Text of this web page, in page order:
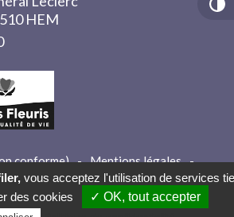
HEM
conforme) - Mentions légales -
Crédits
- Contact
vous acceptez l'utilisation de services
des cookies
✓ OK, tout accepter